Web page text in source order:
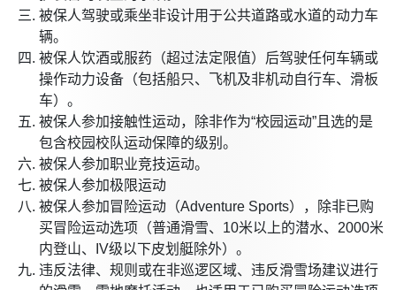
被保人驾驶或乘坐非设计用于公共道路或水道的动力车
辆。
被保人饮酒或服药（超过法定限值）后驾驶任何车辆或
操作动力设备（包括船只、飞机及非机动自行车、滑板
车）。
被保人参加接触性运动，除非作为“校园运动”且选的是
包含校园校队运动保障的级别。
被保人参加职业竞技运动。
被保人参加极限运动
被保人参加冒险运动（Adventure Sports），除非已购
买冒险运动选项（普通滑雪、10米以上的潜水、2000米
内登山、IV级以下皮划艇除外）。
违反法律、规则或在非巡逻区域、违反滑雪场建议进行